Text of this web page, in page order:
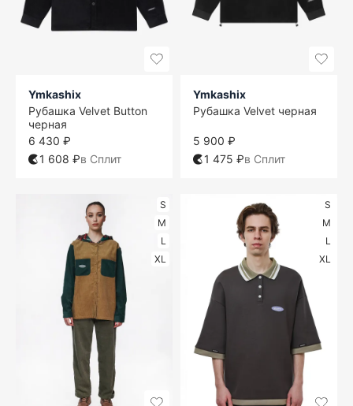
Ymkashix
Рубашка Velvet Button
черная
6 430 ₽
1 608 ₽в Сплит
Ymkashix
Рубашка Velvet черная
5 900 ₽
1 475 ₽в Сплит
S
M
L
XL
S
M
L
XL